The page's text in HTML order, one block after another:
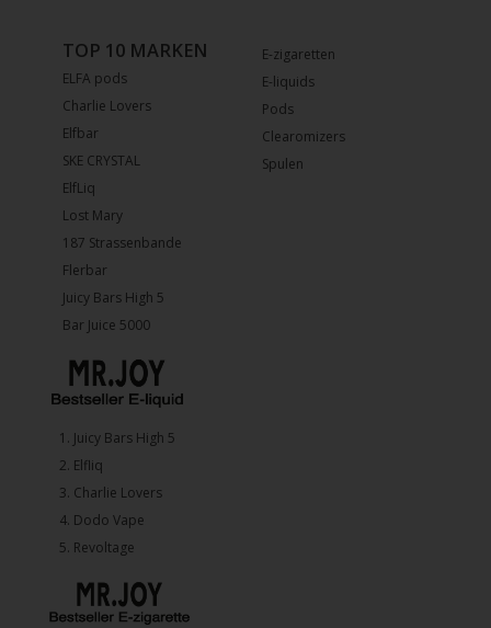
E-zigaretten
E-liquids
Pods
Clearomizers
Spulen
TOP 10 MARKEN
ELFA pods
Charlie Lovers
Elfbar
SKE CRYSTAL
ElfLiq
Lost Mary
187 Strassenbande
Flerbar
Juicy Bars High 5
Bar Juice 5000
1.⁠ ⁠Juicy Bars High 5
2.⁠ ⁠⁠Elfliq
3.⁠ ⁠⁠Charlie Lovers
4.⁠ ⁠⁠Dodo Vape
5. ⁠Revoltage